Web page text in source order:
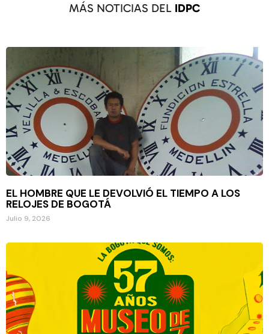
MÁS NOTICIAS DEL IDPC
EL HOMBRE QUE LE DEVOLVIÓ EL TIEMPO A LOS
RELOJES DE BOGOTÁ
Julio 9, 2026